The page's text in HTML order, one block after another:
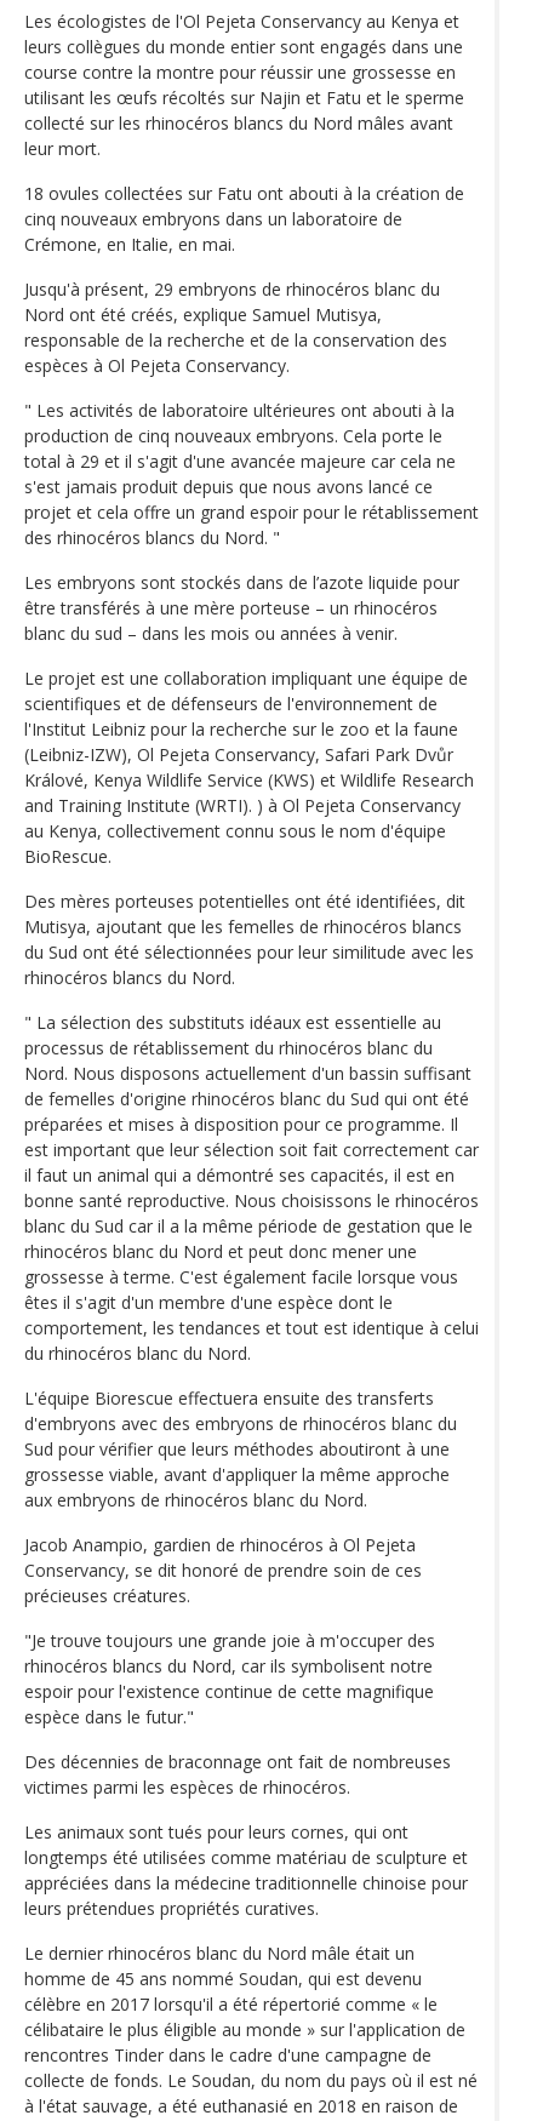
Les écologistes de l'Ol Pejeta Conservancy au Kenya et
leurs collègues du monde entier sont engagés dans une
course contre la montre pour réussir une grossesse en
utilisant les œufs récoltés sur Najin et Fatu et le sperme
collecté sur les rhinocéros blancs du Nord mâles avant
leur mort.
18 ovules collectées sur Fatu ont abouti à la création de
cinq nouveaux embryons dans un laboratoire de
Crémone, en Italie, en mai.
Jusqu'à présent, 29 embryons de rhinocéros blanc du
Nord ont été créés, explique Samuel Mutisya,
responsable de la recherche et de la conservation des
espèces à Ol Pejeta Conservancy.
" Les activités de laboratoire ultérieures ont abouti à la
production de cinq nouveaux embryons. Cela porte le
total à 29 et il s'agit d'une avancée majeure car cela ne
s'est jamais produit depuis que nous avons lancé ce
projet et cela offre un grand espoir pour le rétablissement
des rhinocéros blancs du Nord. "
Les embryons sont stockés dans de l’azote liquide pour
être transférés à une mère porteuse – un rhinocéros
blanc du sud – dans les mois ou années à venir.
Le projet est une collaboration impliquant une équipe de
scientifiques et de défenseurs de l'environnement de
l'Institut Leibniz pour la recherche sur le zoo et la faune
(Leibniz-IZW), Ol Pejeta Conservancy, Safari Park Dvůr
Králové, Kenya Wildlife Service (KWS) et Wildlife Research
and Training Institute (WRTI). ) à Ol Pejeta Conservancy
au Kenya, collectivement connu sous le nom d'équipe
BioRescue.
Des mères porteuses potentielles ont été identifiées, dit
Mutisya, ajoutant que les femelles de rhinocéros blancs
du Sud ont été sélectionnées pour leur similitude avec les
rhinocéros blancs du Nord.
" La sélection des substituts idéaux est essentielle au
processus de rétablissement du rhinocéros blanc du
Nord. Nous disposons actuellement d'un bassin suffisant
de femelles d'origine rhinocéros blanc du Sud qui ont été
préparées et mises à disposition pour ce programme. Il
est important que leur sélection soit fait correctement car
il faut un animal qui a démontré ses capacités, il est en
bonne santé reproductive. Nous choisissons le rhinocéros
blanc du Sud car il a la même période de gestation que le
rhinocéros blanc du Nord et peut donc mener une
grossesse à terme. C'est également facile lorsque vous
êtes il s'agit d'un membre d'une espèce dont le
comportement, les tendances et tout est identique à celui
du rhinocéros blanc du Nord.
L'équipe Biorescue effectuera ensuite des transferts
d'embryons avec des embryons de rhinocéros blanc du
Sud pour vérifier que leurs méthodes aboutiront à une
grossesse viable, avant d'appliquer la même approche
aux embryons de rhinocéros blanc du Nord.
Jacob Anampio, gardien de rhinocéros à Ol Pejeta
Conservancy, se dit honoré de prendre soin de ces
précieuses créatures.
"Je trouve toujours une grande joie à m'occuper des
rhinocéros blancs du Nord, car ils symbolisent notre
espoir pour l'existence continue de cette magnifique
espèce dans le futur."
Des décennies de braconnage ont fait de nombreuses
victimes parmi les espèces de rhinocéros.
Les animaux sont tués pour leurs cornes, qui ont
longtemps été utilisées comme matériau de sculpture et
appréciées dans la médecine traditionnelle chinoise pour
leurs prétendues propriétés curatives.
Le dernier rhinocéros blanc du Nord mâle était un
homme de 45 ans nommé Soudan, qui est devenu
célèbre en 2017 lorsqu'il a été répertorié comme « le
célibataire le plus éligible au monde » sur l'application de
rencontres Tinder dans le cadre d'une campagne de
collecte de fonds. Le Soudan, du nom du pays où il est né
à l'état sauvage, a été euthanasié en 2018 en raison de